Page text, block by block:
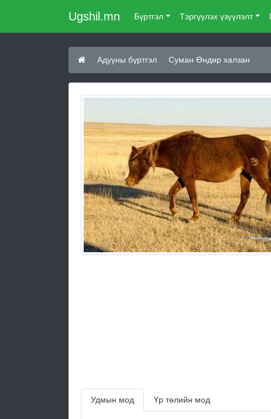
Ugshil.mn Бүртгэл Тэргүүлэх үзүүлэлт
Адууны бүртгэл Суман Өндөр халзан
Удмын мод Үр төлийн мод